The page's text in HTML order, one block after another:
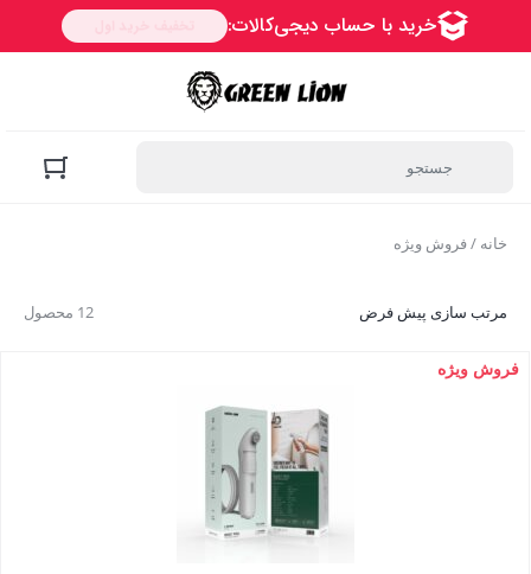
خانه / فروش ویژه
12 محصول مرتب سازی پیش فرض
فروش ویژه